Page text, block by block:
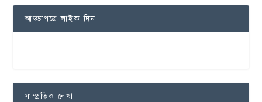
আড্ডাপত্রে লাইক দিন
সাম্প্রতিক লেখা